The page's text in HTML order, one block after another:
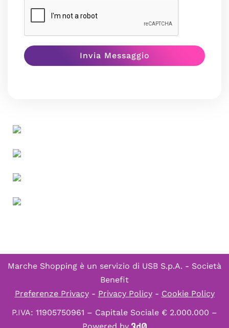
Marche Shopping è un servizio di USB S.p.A. - Società
Benefit
Preferenze Privacy- Privacy Policy- Cookie Policy
P.IVA: 11905750961 – Capitale Sociale € 2.000.000 –